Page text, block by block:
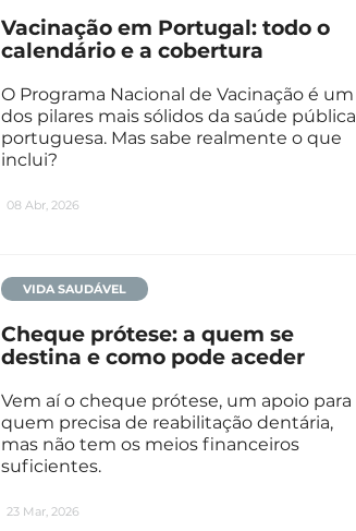
Vacinação em Portugal: todo o
calendário e a cobertura
O Programa Nacional de Vacinação é um
dos pilares mais sólidos da saúde pública
portuguesa. Mas sabe realmente o que
inclui?
08 Abr, 2026
VIDA SAUDÁVEL
Cheque prótese: a quem se
destina e como pode aceder
Vem aí o cheque prótese, um apoio para
quem precisa de reabilitação dentária,
mas não tem os meios financeiros
suficientes.
23 Mar, 2026